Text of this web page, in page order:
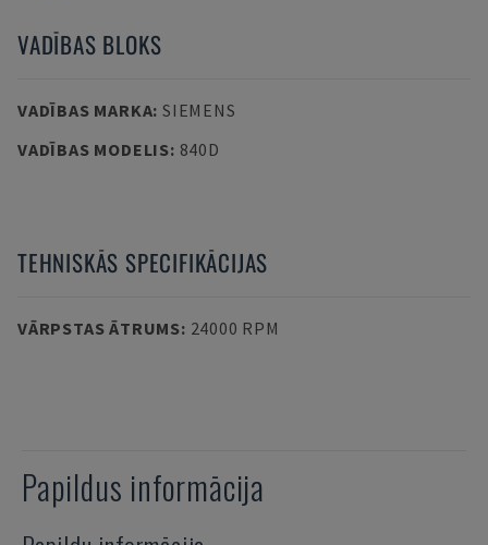
VADĪBAS BLOKS
VADĪBAS MARKA: SIEMENS
VADĪBAS MODELIS: 840D
TEHNISKĀS SPECIFIKĀCIJAS
VĀRPSTAS ĀTRUMS: 24000 RPM
Papildus informācija